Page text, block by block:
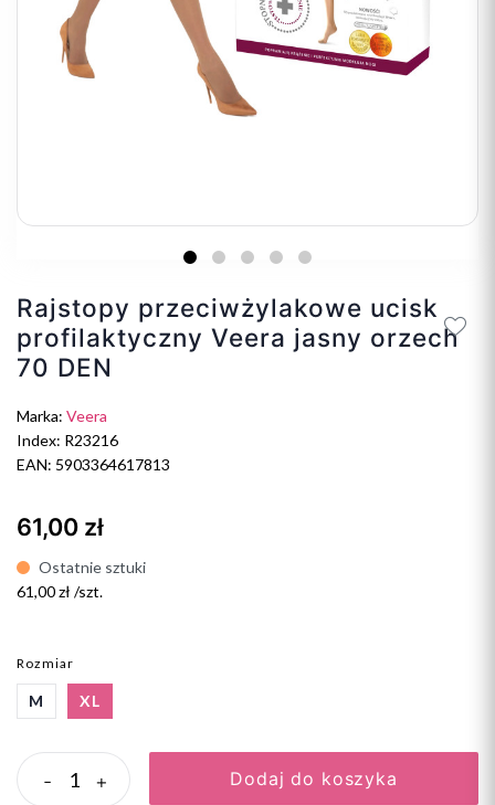
Rajstopy przeciwżylakowe ucisk
profilaktyczny Veera jasny orzech
70 DEN
Marka: Veera
Index: R23216
EAN: 5903364617813
61,00 zł
Ostatnie sztuki
61,00 zł /szt.
Rozmiar
M XL
- + Dodaj do koszyka